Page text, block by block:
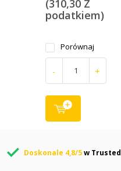
(310,30 Z
podatkiem)
Porównaj
- +
Doskonale 4,8/5w